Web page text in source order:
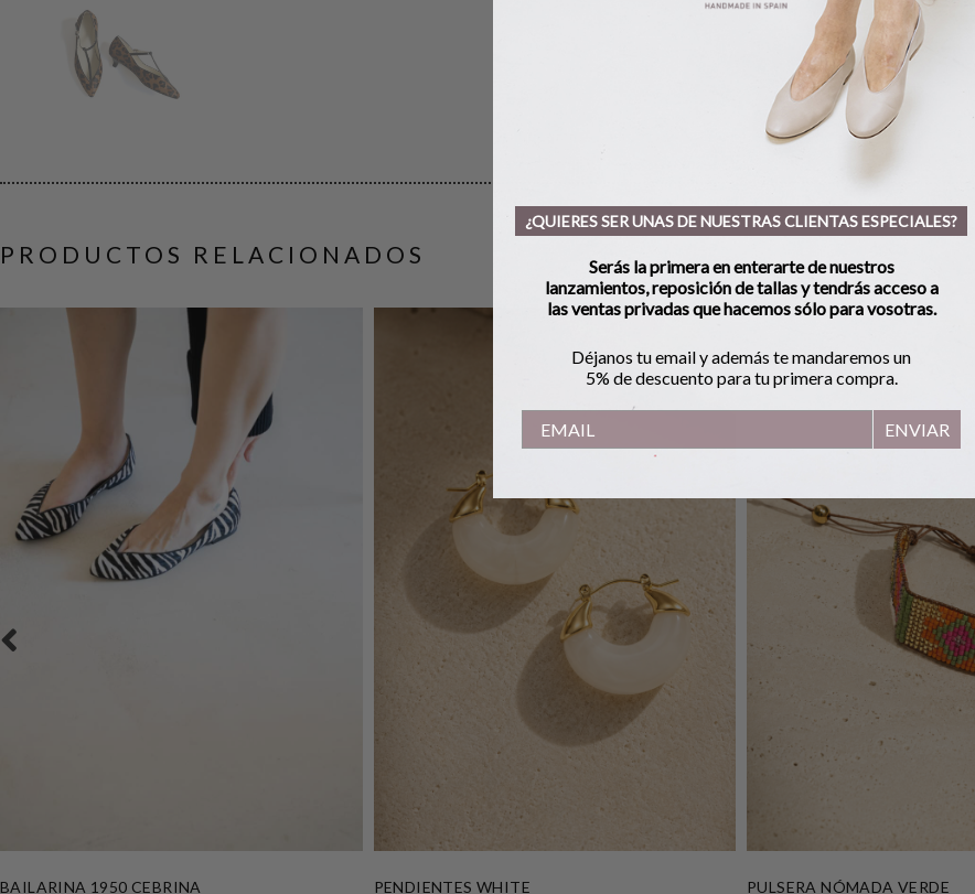
PRODUCTOS RELACIONADOS
BAILARINA 1950 CEBRINA
PENDIENTES WHITE
PULSERA NÓMADA VERDE
¿QUIERES SER UNAS DE NUESTRAS CLIENTAS ESPECIALES?
Serás la primera en enterarte de nuestros
lanzamientos, reposición de tallas y tendrás acceso a
las ventas privadas que hacemos sólo para vosotras.
Déjanos tu email y además te mandaremos un
5% de descuento para tu primera compra.
ENVIAR